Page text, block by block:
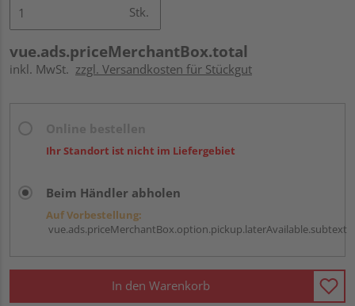
Stk.
vue.ads.priceMerchantBox.total
inkl. MwSt. zzgl. Versandkosten für Stückgut
Ihr Standort ist nicht im Liefergebiet
Beim Händler abholen
Auf Vorbestellung:
vue.ads.priceMerchantBox.option.pickup.laterAvailable.subtext
In den Warenkorb